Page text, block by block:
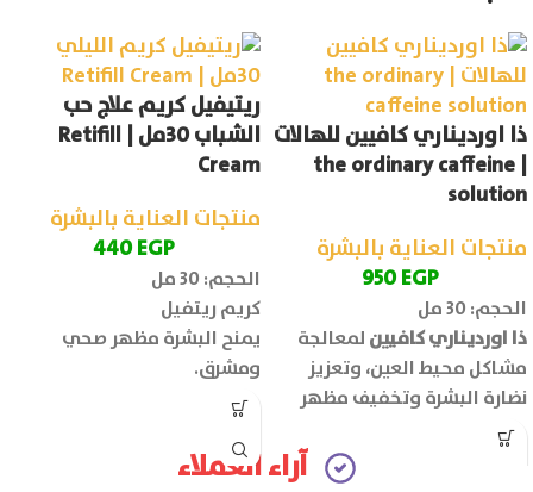
ذا اورديناري كافيين للهالات
| the ordinary caffeine
solution
منتجات العناية بالبشرة
950EGP
الحجم: 30 مل
ذا اورديناري كافيينلمعالجة
مشاكل محيط العين، وتعزيز
نضارة البشرة وتخفيف مظهر
علامات الإجهاد.
ريتيفيل كريم علاج حب
الشباب 30مل | Retifill
Cream
منتجات العناية بالبشرة
440EGP
الحجم: 30 مل
كريم ريتفيل
يمنح البشرة مظهر صحي
ومشرق.
يعزز تجديد خلايا البشرة ويحسن
ملمسها.
آراء العملاء